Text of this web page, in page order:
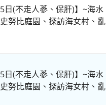
⽇(不走人蔘、保肝)】~海水
努比庭園、探訪海女村、亂
⽇(不走人蔘、保肝)】~海水
努比庭園、探訪海女村、亂